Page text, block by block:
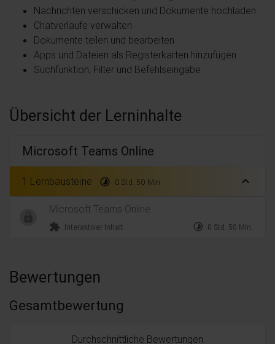
Nachrichten verschicken und Dokumente hochladen
Chatverläufe verwalten
Dokumente teilen und bearbeiten
Apps und Dateien als Registerkarten hinzufügen
Suchfunktion, Filter und Befehlseingabe
Übersicht der Lerninhalte
Microsoft Teams Online
1 Lernbausteine timelapse 0 Std. 50 Min. expand_less
Microsoft Teams Online
extension Interaktiver Inhalt timelapse 0 Std. 50 Min.
Bewertungen
Gesamtbewertung
Durchschnittliche Bewertungen